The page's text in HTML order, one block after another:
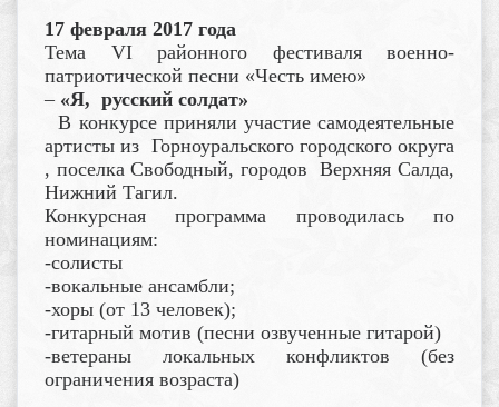
17 февраля 2017 года
Тема VIрайонного фестиваля военно-
патриотической песни «Честь имею»
– «Я, русский солдат»
В конкурсе приняли участие самодеятельные
артисты из Горноуральского городского округа
, поселка Свободный, городов Верхняя Салда,
Нижний Тагил.
Конкурсная программа проводилась по
номинациям:
-солисты
-вокальные ансамбли;
-хоры (от 13 человек);
-гитарный мотив (песни озвученные гитарой)
-ветераны локальных конфликтов (без
ограничения возраста)